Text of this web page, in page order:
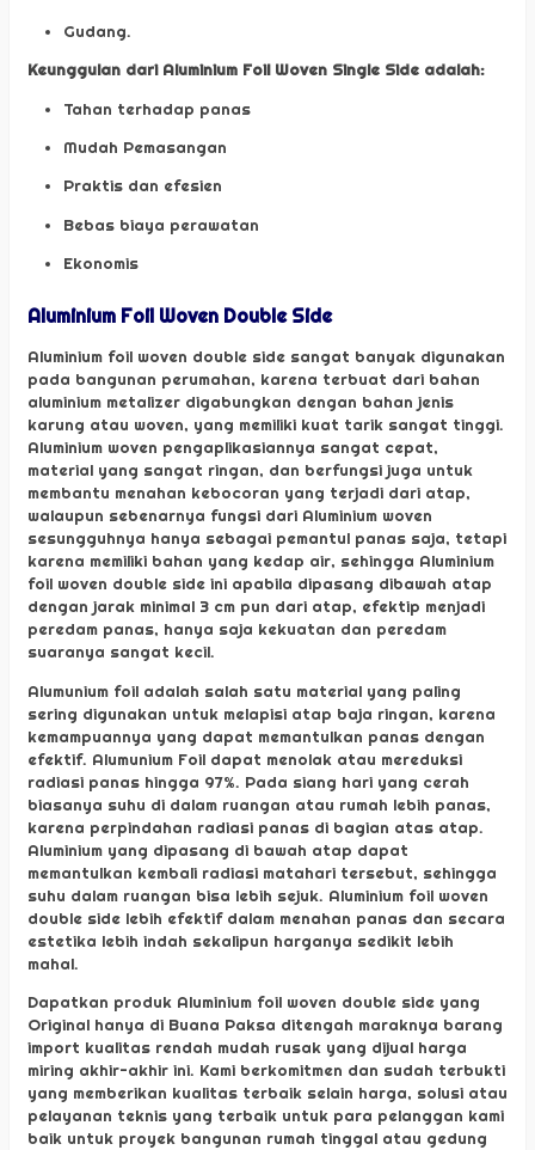
Gudang.
Keunggulan dari Aluminium Foil Woven Single Side adalah:
Tahan terhadap panas
Mudah Pemasangan
Praktis dan efesien
Bebas biaya perawatan
Ekonomis
Aluminium Foil Woven Double Side
Aluminium foil woven double side sangat banyak digunakan
pada bangunan perumahan, karena terbuat dari bahan
aluminium metalizer digabungkan dengan bahan jenis
karung atau woven, yang memiliki kuat tarik sangat tinggi.
Aluminium woven pengaplikasiannya sangat cepat,
material yang sangat ringan, dan berfungsi juga untuk
membantu menahan kebocoran yang terjadi dari atap,
walaupun sebenarnya fungsi dari Aluminium woven
sesungguhnya hanya sebagai pemantul panas saja, tetapi
karena memiliki bahan yang kedap air, sehingga Aluminium
foil woven double side ini apabila dipasang dibawah atap
dengan jarak minimal 3 cm pun dari atap, efektip menjadi
peredam panas, hanya saja kekuatan dan peredam
suaranya sangat kecil.
Alumunium foil adalah salah satu material yang paling
sering digunakan untuk melapisi atap baja ringan, karena
kemampuannya yang dapat memantulkan panas dengan
efektif. Alumunium Foil dapat menolak atau mereduksi
radiasi panas hingga 97%. Pada siang hari yang cerah
biasanya suhu di dalam ruangan atau rumah lebih panas,
karena perpindahan radiasi panas di bagian atas atap.
Aluminium yang dipasang di bawah atap dapat
memantulkan kembali radiasi matahari tersebut, sehingga
suhu dalam ruangan bisa lebih sejuk. Aluminium foil woven
double side lebih efektif dalam menahan panas dan secara
estetika lebih indah sekalipun harganya sedikit lebih
mahal.
Dapatkan produk Aluminium foil woven double side yang
Original hanya di Buana Paksa ditengah maraknya barang
import kualitas rendah mudah rusak yang dijual harga
miring akhir-akhir ini. Kami berkomitmen dan sudah terbukti
yang memberikan kualitas terbaik selain harga, solusi atau
pelayanan teknis yang terbaik untuk para pelanggan kami
baik untuk proyek bangunan rumah tinggal atau gedung